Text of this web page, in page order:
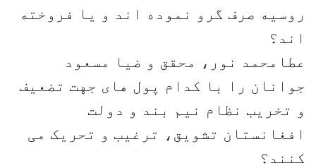
روسیه صرف گرو نموده اند و یا فروخته
اند؟
عطامحمد نور، محقق و ضیا مسعود
جوانان را با کدام پول های جهت تضعیف
و تخریب نظام نیم بند و دولت
افغانستان تشویق، ترغیب و تحریک می
کنند؟